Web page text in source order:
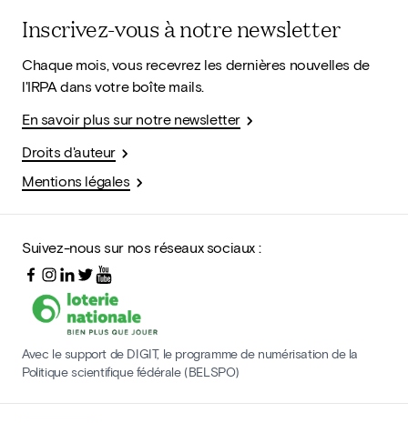
Inscrivez-vous à notre newsletter
Chaque mois, vous recevrez les dernières nouvelles de
l'IRPA dans votre boîte mails.
En savoir plus sur notre newsletter
Droits d'auteur
Mentions légales
Suivez-nous sur nos réseaux sociaux :
Avec le support de DIGIT, le programme de numérisation de la
Politique scientifique fédérale (BELSPO)